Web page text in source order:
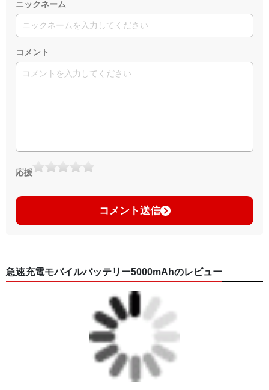
ニックネーム
コメント
応援
コメント送信
急速充電モバイルバッテリー5000mAhのレビュー